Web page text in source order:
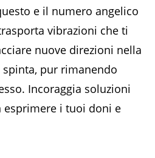
e il numero angelico
vibrazioni che ti
nuove direzioni nella
pur rimanendo
Incoraggia soluzioni
esprimere i tuoi doni e